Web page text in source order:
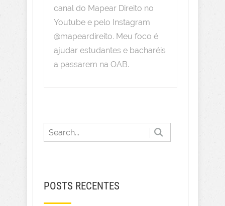
canal do Mapear Direito no
Youtube e pelo Instagram
@mapeardireito. Meu foco é
ajudar estudantes e bacharéis
a passarem na OAB.
POSTS RECENTES